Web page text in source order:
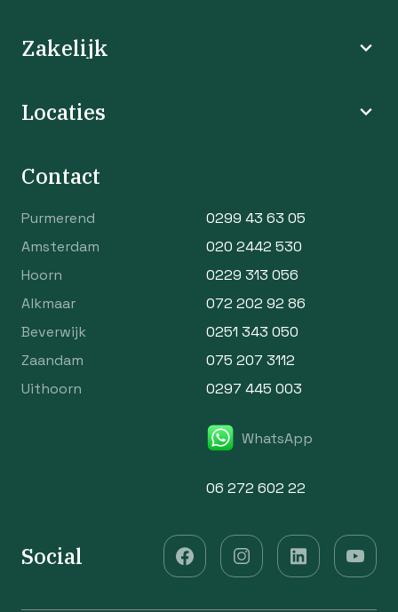
Zakelijk
Locaties
Contact
Purmerend
0299 43 63 05
Amsterdam
020 2442 530
Hoorn
0229 313 056
Alkmaar
072 202 92 86
Beverwijk
0251 343 050
Zaandam
075 207 3112
Uithoorn
0297 445 003
WhatsApp
06 272 602 22
Social